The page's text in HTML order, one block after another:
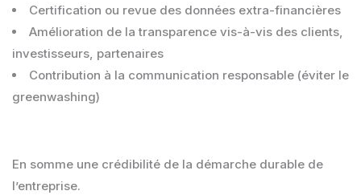
Certification ou revue des données extra-financières
Amélioration de la transparence vis-à-vis des clients,
investisseurs, partenaires
Contribution à la communication responsable (éviter le
greenwashing)
En somme une crédibilité de la démarche durable de
l’entreprise.